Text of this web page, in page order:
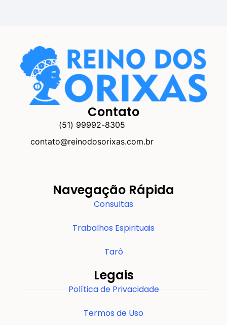
Contato
(51) 99992-8305
contato@reinodosorixas.com.br
Navegação Rápida
Consultas
Trabalhos Espirituais
Tarô
Legais
Política de Privacidade
Termos de Uso